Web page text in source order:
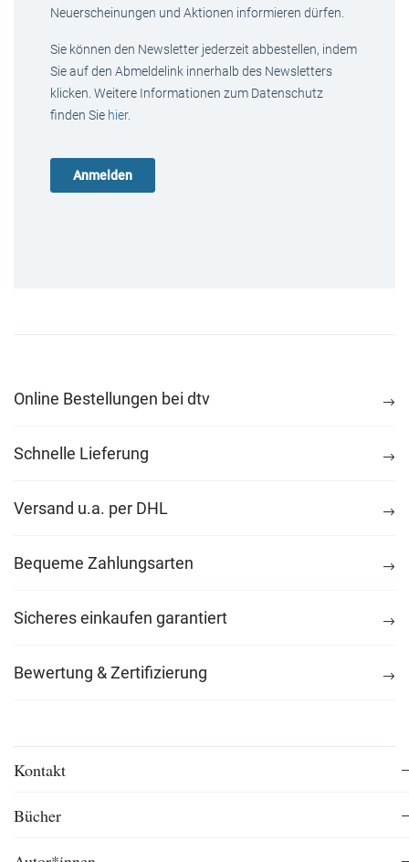
Neuerscheinungen und Aktionen informieren dürfen.
Sie können den Newsletter jederzeit abbestellen, indem
Sie auf den Abmeldelink innerhalb des Newsletters
klicken. Weitere Informationen zum Datenschutz
finden Sie hier.
Online Bestellungen bei dtv
Schnelle Lieferung
Versand u.a. per DHL
Bequeme Zahlungsarten
Sicheres einkaufen garantiert
Bewertung & Zertifizierung
Kontakt
Bücher